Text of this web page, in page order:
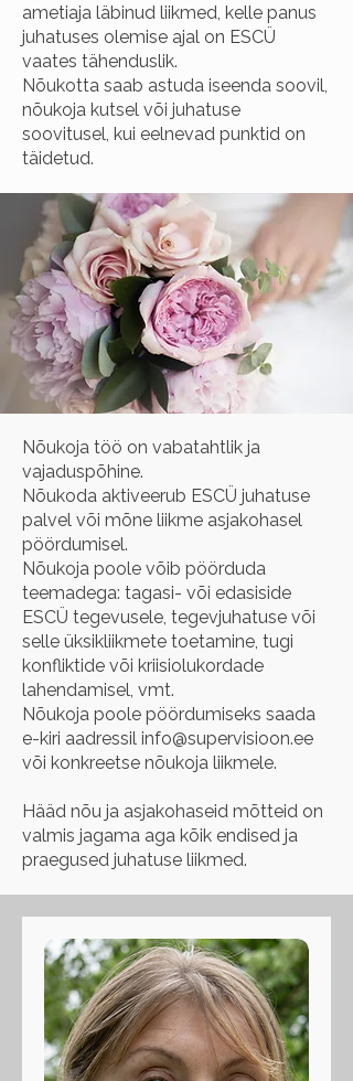
ametiaja läbinud liikmed, kelle panus
juhatuses olemise ajal on ESCÜ
vaates tähenduslik.
Nõukotta saab astuda iseenda soovil,
nõukoja kutsel või juhatuse
soovitusel, kui eelnevad punktid on
täidetud.
Nõukoja töö on vabatahtlik ja
vajaduspõhine.
Nõukoda aktiveerub ESCÜ juhatuse
palvel või mõne liikme asjakohasel
pöördumisel.
Nõukoja poole võib pöörduda
teemadega: tagasi- või edasiside
ESCÜ tegevusele, tegevjuhatuse või
selle üksikliikmete toetamine, tugi
konfliktide või kriisiolukordade
lahendamisel, vmt.
Nõukoja poole pöördumiseks saada
e-kiri aadressil info@supervisioon.ee
või konkreetse nõukoja liikmele.
Hääd nõu ja asjakohaseid mõtteid on
valmis jagama aga kõik endised ja
praegused juhatuse liikmed.